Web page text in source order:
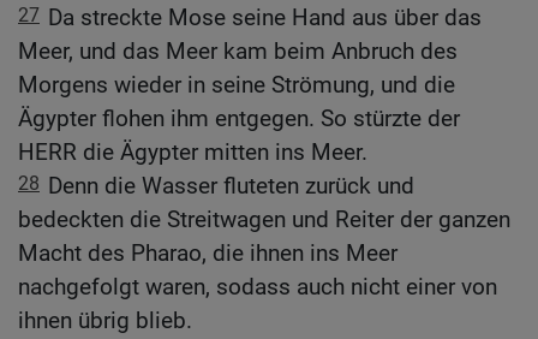
27 Da streckte Mose seine Hand aus über das
Meer, und das Meer kam beim Anbruch des
Morgens wieder in seine Strömung, und die
Ägypter flohen ihm entgegen. So stürzte der
HERR die Ägypter mitten ins Meer.
28 Denn die Wasser fluteten zurück und
bedeckten die Streitwagen und Reiter der ganzen
Macht des Pharao, die ihnen ins Meer
nachgefolgt waren, sodass auch nicht einer von
ihnen übrig blieb.